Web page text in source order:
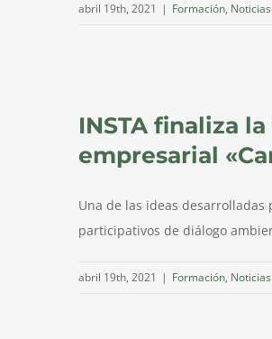
abril 19th, 2021 | Formación, Noticias
INSTA finaliza
empresarial
Una de las ideas desarrolladas
participativos de diálogo
abril 19th, 2021 | Formación, Noticias